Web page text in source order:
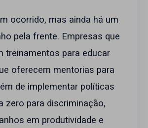
ocorrido, mas ainda há um
pela frente. Empresas que
treinamentos para educar
oferecem mentorias para
de implementar políticas
zero para discriminação,
em produtividade e